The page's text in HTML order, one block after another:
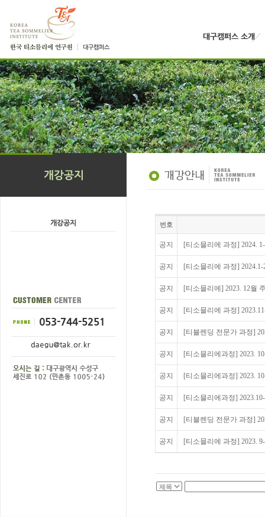
번호
공지 [티소믈리에 과정] 2024.
공지 [티소믈리에 과정]
공지 [티소믈리에] 2023. 12월
공지 [티소믈리에 과정]
공지 [티블렌딩 전문가 과정]
공지 [티소믈리에과정] 2023.
공지 [티소믈리에과정] 2023.
공지 [티소믈리에과정]
공지 [티블렌딩 전문가 과정]
공지 [티소믈리에 과정] 2023.